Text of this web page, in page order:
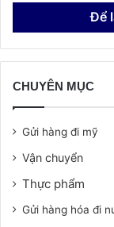
Để
CHUYÊN MỤC
Gửi hàng đi mỹ
Vận chuyển
Thực phẩm
Gửi hàng hóa đi